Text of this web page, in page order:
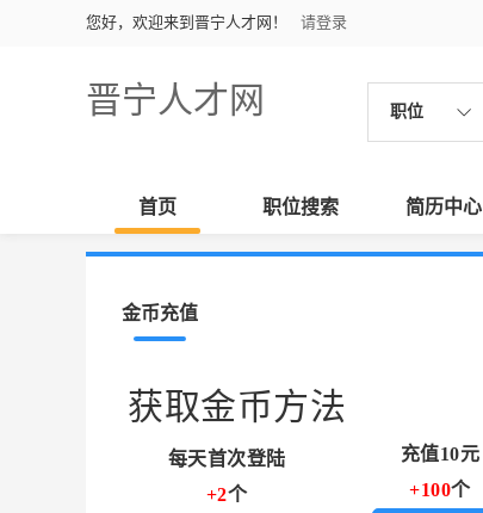
您好，欢迎来到晋宁人才网！ 请登录
晋宁人才网 职位
首页 职位搜索 简历中心
金币充值
获取金币方法
每天首次登陆
+2个
充值10元
+100个